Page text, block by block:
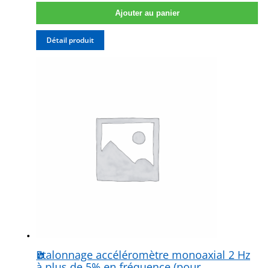
Ajouter au panier
Détail produit
Etalonnage accéléromètre monoaxial 2 Hz